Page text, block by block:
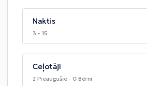
Naktis
3 - 15
Ceļotāji
2 Pieaugušie - 0 Bērni